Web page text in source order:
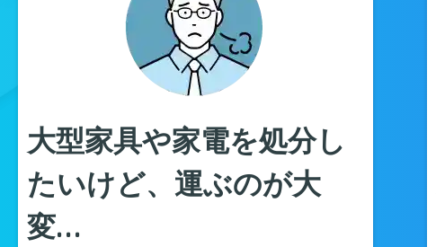
大型家具や家電を処分し
たいけど、運ぶのが大
変…